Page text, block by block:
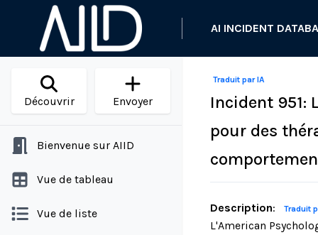
AI INCIDENT
Découvrir Envoyer
Bienvenue sur AIID
Vue de tableau
Vue de liste
Traduit par IA
Incident 951:
pour des
Description: Traduit
L'American